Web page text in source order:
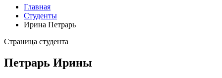
Главная
Студенты
Ирина Петрарь
Страница студента
Петрарь Ирины